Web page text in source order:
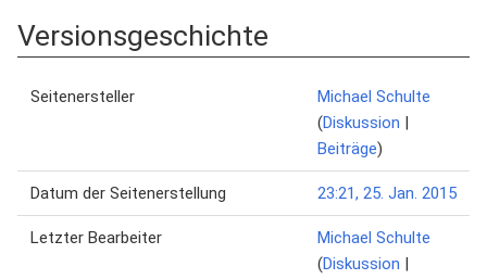
Versionsgeschichte
Seitenersteller
Michael Schulte
(Diskussion |
Beiträge)
Datum der Seitenerstellung 23:21, 25. Jan. 2015
Letzter Bearbeiter
Michael Schulte
(Diskussion |